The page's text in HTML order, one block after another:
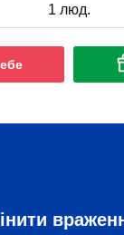
1 люд.